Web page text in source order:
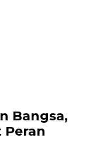
Bangsa,
Peran